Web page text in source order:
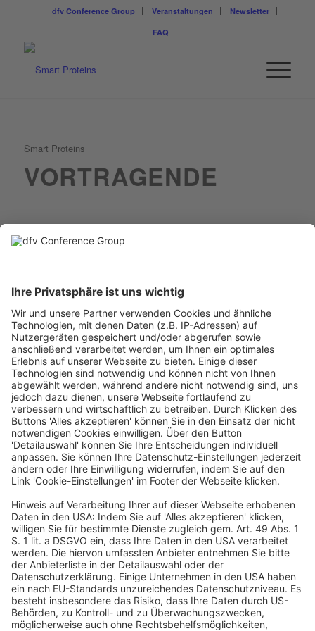
dfv Conference Group Veranstaltungen
Newsletter
FAQ
Smart Proteins
VORTRAGENDE
LinkedIn
IVO RZEGOTTA
Senior Public Affairs Manager Germany, The Good Food Institute
Europe
Ivo Rzegotta verantwortet beim Good Food Institute die politische
Kommunikation für nachhaltige Proteine in Deutschland. Er wohnt
in Berlin und hat einen Hintergrund in strategischer
Kommunikation in unterschiedlichen Branchen. Das Good Food
Nichtregierungsorganisation, die alternative Proteinquellen
vorantreibt, um die globale Lebensmittelversorgung nachhaltiger,
sicherer und gerechter zu machen.